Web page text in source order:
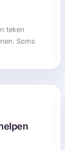
teken
Soms